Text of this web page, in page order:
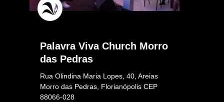
Palavra Viva Church Morro
das Pedras
Rua Olindina Maria Lopes, 40, Areias
Morro das Pedras, Florianópolis CEP
88066-028